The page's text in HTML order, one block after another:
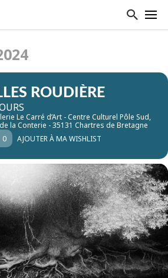
ROUDIÈRE
Le Carré d’Art - Centre Culturel Pôle Sud,
la Conterie - 35131 Chartres de Bretagne
0
AJOUTER À MA WISHLIST